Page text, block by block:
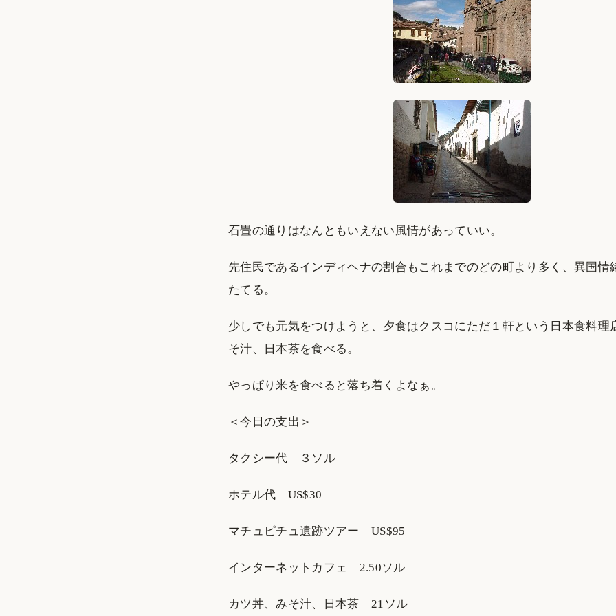
石畳の通りはなんともいえない風情があっていい。
先住民であるインディヘナの割合もこれまでのどの町より多く、異国情
たてる。
少しでも元気をつけようと、夕食はクスコにただ１軒という日本食料理
そ汁、日本茶を食べる。
やっぱり米を食べると落ち着くよなぁ。
＜今日の支出＞
タクシー代 ３ソル
ホテル代 US$30
マチュピチュ遺跡ツアー US$95
インターネットカフェ 2.50ソル
カツ丼、みそ汁、日本茶 21ソル